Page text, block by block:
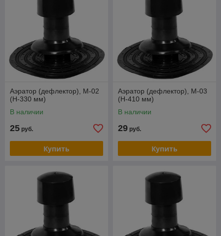
Аэратор (дефлектор), М-02
(Н-330 мм)
В наличии
25 руб.
Купить
Аэратор (дефлектор), М-03
(Н-410 мм)
В наличии
29 руб.
Купить